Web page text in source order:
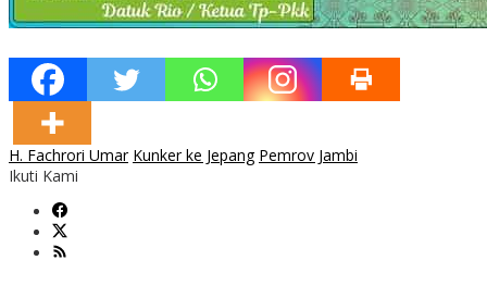
H. Fachrori Umar Kunker ke Jepang Pemrov Jambi
Ikuti Kami